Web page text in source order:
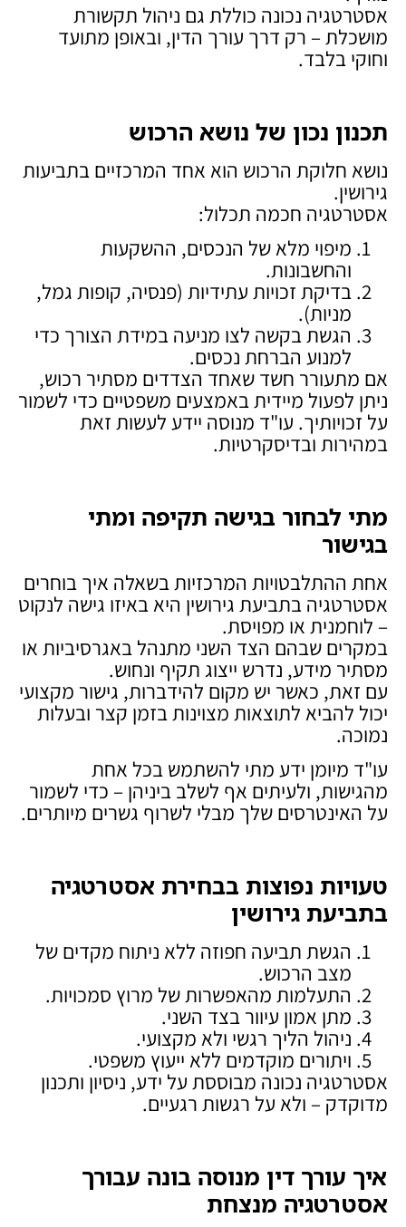
אסטרטגיה נכונה כוללת גם ניהול תקשורת
מושכלת – רק דרך עורך הדין, ובאופן מתועד
וחוקי בלבד.
תכנון נכון של נושא הרכוש
נושא חלוקת הרכוש הוא אחד המרכזיים בתביעות
גירושין.
אסטרטגיה חכמה תכלול:
מיפוי מלא של הנכסים, ההשקעות
והחשבונות.
בדיקת זכויות עתידיות (פנסיה, קופות גמל,
מניות).
הגשת בקשה לצו מניעה במידת הצורך כדי
למנוע הברחת נכסים.
אם מתעורר חשד שאחד הצדדים מסתיר רכוש,
ניתן לפעול מיידית באמצעים משפטיים כדי לשמור
על זכויותיך. עו"ד מנוסה יידע לעשות זאת
במהירות ובדיסקרטיות.
מתי לבחור בגישה תקיפה ומתי
בגישור
אחת ההתלבטויות המרכזיות בשאלה איך בוחרים
אסטרטגיה בתביעת גירושין היא באיזו גישה לנקוט
– לוחמנית או מפויסת.
במקרים שבהם הצד השני מתנהל באגרסיביות או
מסתיר מידע, נדרש ייצוג תקיף ונחוש.
עם זאת, כאשר יש מקום להידברות, גישור מקצועי
יכול להביא לתוצאות מצוינות בזמן קצר ובעלות
נמוכה.
עו"ד מיומן ידע מתי להשתמש בכל אחת
מהגישות, ולעיתים אף לשלב ביניהן – כדי לשמור
על האינטרסים שלך מבלי לשרוף גשרים מיותרים.
טעויות נפוצות בבחירת אסטרטגיה
בתביעת גירושין
הגשת תביעה חפוזה ללא ניתוח מקדים של
מצב הרכוש.
התעלמות מהאפשרות של מרוץ סמכויות.
מתן אמון עיוור בצד השני.
ניהול הליך רגשי ולא מקצועי.
ויתורים מוקדמים ללא ייעוץ משפטי.
אסטרטגיה נכונה מבוססת על ידע, ניסיון ותכנון
מדוקדק – ולא על רגשות רגעיים.
איך עורך דין מנוסה בונה עבורך
אסטרטגיה מנצחת